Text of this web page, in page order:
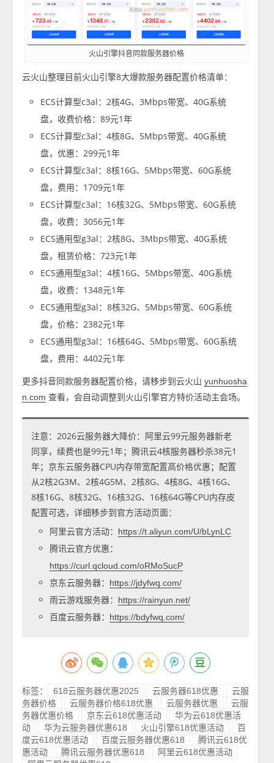
火山引擎抖音同款服务器价格
云火山整理目前火山引擎8大爆款服务器配置价格清单：
ECS计算型c3al：2核4G、3Mbps带宽、40G系统
盘，收费价格：89元1年
ECS计算型c3al：4核8G、5Mbps带宽、40G系统
盘，优惠：299元1年
ECS计算型c3al：8核16G、5Mbps带宽、60G系统
盘，费用：1709元1年
ECS计算型c3al：16核32G、5Mbps带宽、60G系统
盘，收费：3056元1年
ECS通用型g3al：2核8G、3Mbps带宽、40G系统
盘，租赁价格：723元1年
ECS通用型g3al：4核16G、5Mbps带宽、40G系统
盘，收费：1348元1年
ECS通用型g3al：8核32G、5Mbps带宽、60G系统
盘，价格：2382元1年
ECS通用型g3al：16核64G、5Mbps带宽、60G系统
盘，费用：4402元1年
更多抖音同款服务器配置价格，请移步到云火山yunhuosha
n.com 查看，会自动调整到火山引擎官方特价活动主会场。
注意：2026云服务器大降价：阿里云99元服务器新老
同享，续费也是99元1年；腾讯云4核服务器秒杀38元1
年；京东云服务器CPU内存带宽配置高价格优惠；配置
从2核2G3M、2核4G5M、2核8G、4核8G、4核16G、
8核16G、8核32G、16核32G、16核64G等CPU内存皮
配置可选，详细移步到官方活动页面：
阿里云官方活动：
https://t.aliyun.com/U/bLynLC
腾讯云官方优惠：
https://curl.qcloud.com/oRMoSucP
京东云服务器： https://jdyfwq.com/
雨云游戏服务器： https://rainyun.net/
百度云服务器： https://bdyfwq.com/
标签： 618云服务器优惠2025 云服务器618优惠
云服
务器价格
云服务器价格618优惠 云服务器优惠
云服
务器优惠价格
京东云618优惠活动
华为云618优惠活
动
华为云服务器优惠618 火山引擎618优惠活动
百
度云618优惠活动
百度云服务器优惠618
腾讯云618优
惠活动
腾讯云服务器优惠618
阿里云618优惠活动